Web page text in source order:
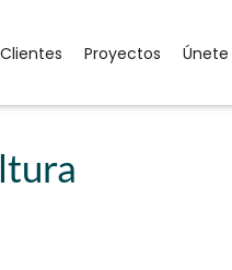
Clientes Proyectos Únete